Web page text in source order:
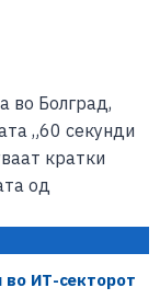
во Болград,
„60 секунди
кратки
од
во ИТ-секторот